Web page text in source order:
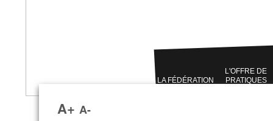
LA FÉDÉRATION
L'OFFRE DE
PRATIQUES
A+ A-